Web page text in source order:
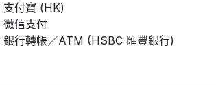
支付寶 (HK)
微信支付
銀行轉帳／ATM (HSBC 匯豐銀行)